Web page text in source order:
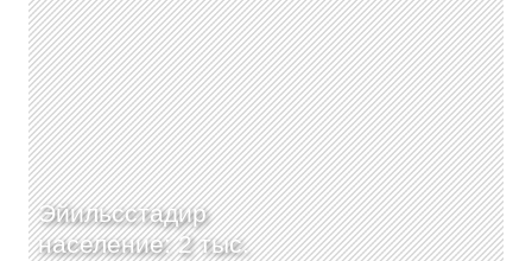
Эйильсстадир
население: 2 тыс.